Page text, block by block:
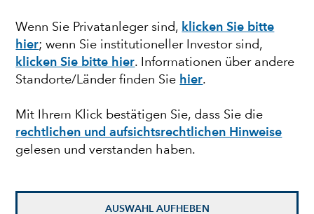
Wenn Sie Privatanleger sind, klicken Sie bitte
hier; wenn Sie institutioneller Investor sind,
klicken Sie bitte hier. Informationen über andere
Standorte/Länder finden Sie hier.
Mit Ihrem Klick bestätigen Sie, dass Sie die
rechtlichen und aufsichtsrechtlichen Hinweise
gelesen und verstanden haben.
AUSWAHL AUFHEBEN
ANLEIHEN
Steigende Zinsen
lassen auf den
Anleihemärkten